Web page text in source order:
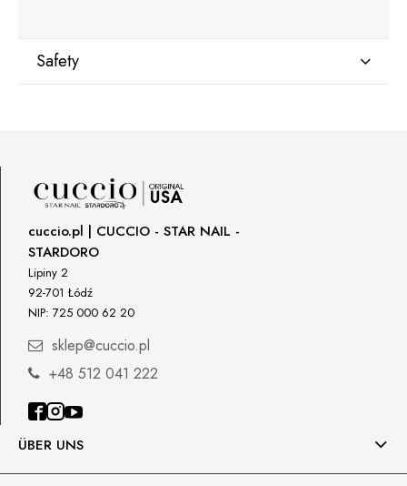
Safety
29120 Avenue Paine, Stany Zjednoczone
lcenteno@cuccio.com
800 762 6245
Responsible person in the EU
Petar Bangeev
Chakalitsa 2A
+359887430661
Importer
P.H. NEXT Maciej Wojnarowski
ÜBER UNS
cuccio.pl | CUCCIO - STAR NAIL -
STARDORO
Lipiny 2
92-701 Łódź
NIP: 725 000 62 20
sklep@cuccio.pl
+48 512 041 222